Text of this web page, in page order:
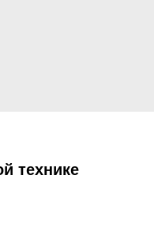
технике